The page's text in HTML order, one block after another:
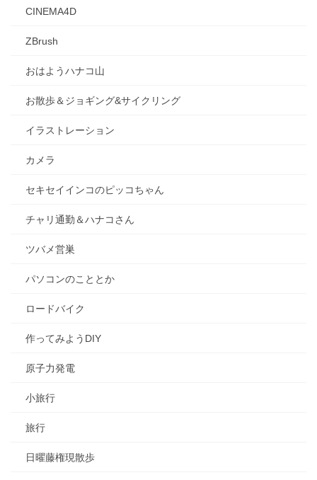
CINEMA4D
ZBrush
おはようハナコ山
お散歩＆ジョギング&サイクリング
イラストレーション
カメラ
セキセイインコのピッコちゃん
チャリ通勤＆ハナコさん
ツバメ営巣
パソコンのこととか
ロードバイク
作ってみようDIY
原子力発電
小旅行
旅行
日曜藤権現散歩